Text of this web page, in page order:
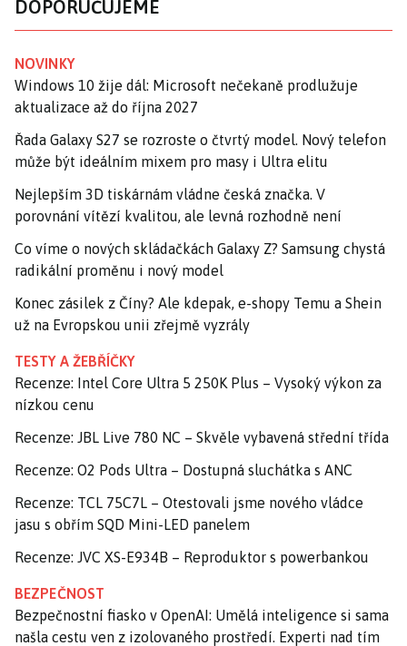
DOPORUČUJEME
NOVINKY
Windows 10 žije dál: Microsoft nečekaně prodlužuje
aktualizace až do října 2027
Řada Galaxy S27 se rozroste o čtvrtý model. Nový telefon
může být ideálním mixem pro masy i Ultra elitu
Nejlepším 3D tiskárnám vládne česká značka. V
porovnání vítězí kvalitou, ale levná rozhodně není
Co víme o nových skládačkách Galaxy Z? Samsung chystá
radikální proměnu i nový model
Konec zásilek z Číny? Ale kdepak, e-shopy Temu a Shein
už na Evropskou unii zřejmě vyzrály
TESTY A ŽEBŘÍČKY
Recenze: Intel Core Ultra 5 250K Plus – Vysoký výkon za
nízkou cenu
Recenze: JBL Live 780 NC – Skvěle vybavená střední třída
Recenze: O2 Pods Ultra – Dostupná sluchátka s ANC
Recenze: TCL 75C7L – Otestovali jsme nového vládce
jasu s obřím SQD Mini-LED panelem
Recenze: JVC XS-E934B – Reproduktor s powerbankou
BEZPEČNOST
Bezpečnostní fiasko v OpenAI: Umělá inteligence si sama
našla cestu ven z izolovaného prostředí. Experti nad tím